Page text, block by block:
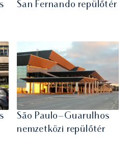
San Fernando repülőtér
São Paulo–Guarulhos
nemzetközi repülőtér